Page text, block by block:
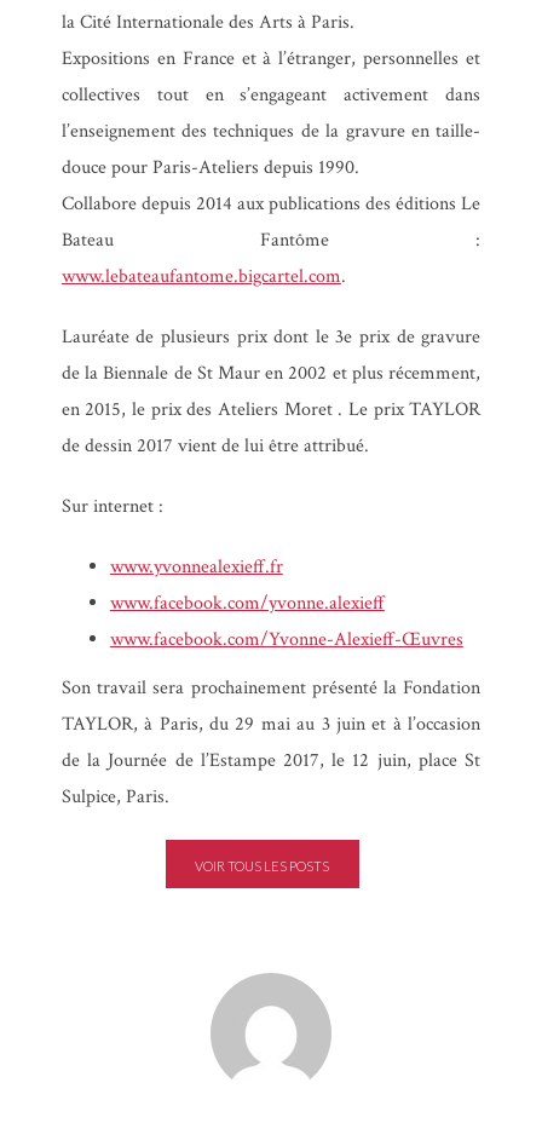
la Cité Internationale des Arts à Paris.
Expositions en France et à l’étranger, personnelles et
collectives tout en s’engageant activement dans
l’enseignement des techniques de la gravure en taille-
douce pour Paris-Ateliers depuis 1990.
Collabore depuis 2014 aux publications des éditions Le
Bateau Fantôme :
www.lebateaufantome.bigcartel.com.
Lauréate de plusieurs prix dont le 3e prix de gravure
de la Biennale de St Maur en 2002 et plus récemment,
en 2015, le prix des Ateliers Moret . Le prix TAYLOR
de dessin 2017 vient de lui être attribué.
Sur internet :
www.yvonnealexieff.fr
www.facebook.com/yvonne.alexieff
www.facebook.com/Yvonne-Alexieff-Œuvres
Son travail sera prochainement présenté la Fondation
TAYLOR, à Paris, du 29 mai au 3 juin et à l’occasion
de la Journée de l’Estampe 2017, le 12 juin, place St
Sulpice, Paris.
VOIR TOUS LES POSTS